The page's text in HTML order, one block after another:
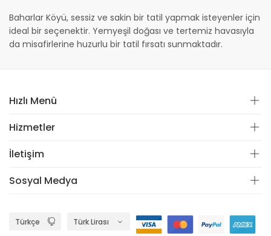
Baharlar Köyü, sessiz ve sakin bir tatil yapmak isteyenler için
ideal bir seçenektir. Yemyeşil doğası ve tertemiz havasıyla
da misafirlerine huzurlu bir tatil fırsatı sunmaktadır.
Hızlı Menü
Hizmetler
İletişim
Sosyal Medya